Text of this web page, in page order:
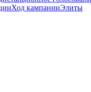
Ход кампанииЭлиты